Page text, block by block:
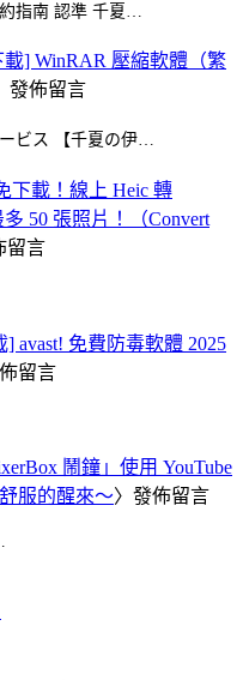
指南 認準 千夏…
載] WinRAR 壓縮軟體（繁
發佈留言
ビス 【千夏の伊…
下載！線上 Heic 轉
50 張照片！（Convert
留言
] avast! 免費防毒軟體 2025
留言
鬧鐘」使用 YouTube
服的醒來～〉發佈留言